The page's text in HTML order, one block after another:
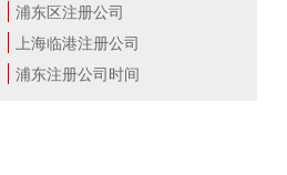
浦东区注册公司
上海临港注册公司
浦东注册公司时间